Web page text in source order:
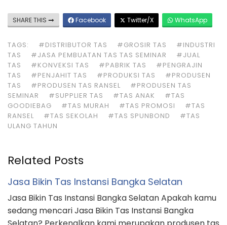
SHARE THIS Facebook Twitter/X WhatsApp
TAGS: #DISTRIBUTOR TAS #GROSIR TAS
#INDUSTRI
TAS
#JASA PEMBUATAN TAS TAS SEMINAR
#JUAL
TAS
#KONVEKSI TAS #PABRIK TAS
#PENGRAJIN
TAS
#PENJAHIT TAS #PRODUKSI TAS
#PRODUSEN
TAS
#PRODUSEN TAS RANSEL
#PRODUSEN TAS
SEMINAR
#SUPPLIER TAS #TAS ANAK
#TAS
GOODIEBAG
#TAS MURAH #TAS PROMOSI
#TAS
RANSEL
#TAS SEKOLAH #TAS SPUNBOND
#TAS
ULANG TAHUN
Related Posts
Jasa Bikin Tas Instansi Bangka Selatan
Jasa Bikin Tas Instansi Bangka Selatan Apakah kamu
sedang mencari Jasa Bikin Tas Instansi Bangka